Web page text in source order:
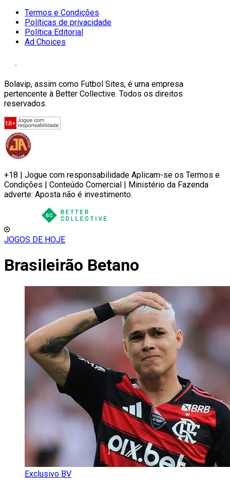
Termos e Condições
Políticas de privacidade
Política Editorial
Ad Choices
Bolavip, assim como Futbol Sites, é uma empresa
pertencente à Better Collective. Todos os direitos
reservados.
+18 | Jogue com responsabilidade Aplicam-se os Termos e
Condições | Conteúdo Comercial | Ministério da Fazenda
adverte: Aposta não é investimento.
JOGOS DE HOJE
Brasileirão Betano
Exclusivo BV